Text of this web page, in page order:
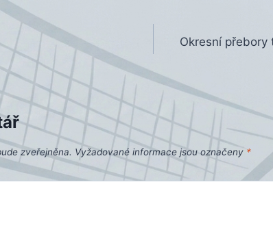
Okresní přebory
zveřejněna. Vyžadované informace jsou označeny *